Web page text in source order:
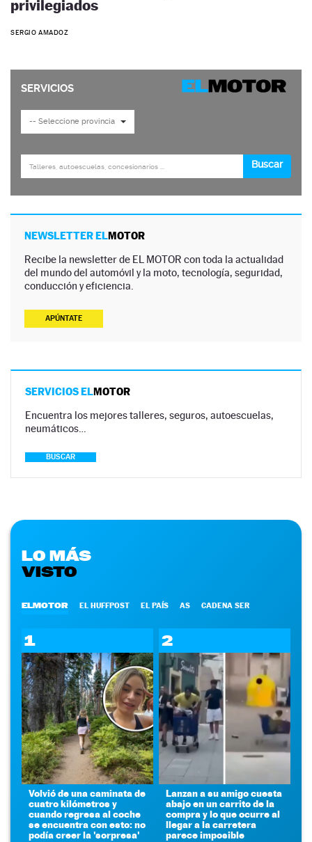
privilegiados
SERGIO AMADOZ
NEWSLETTER ELMOTOR
Recibe la newsletter de EL MOTOR con toda la actualidad
del mundo del automóvil y la moto, tecnología, seguridad,
conducción y eficiencia.
APÚNTATE
SERVICIOS ELMOTOR
Encuentra los mejores talleres, seguros, autoescuelas,
neumáticos…
BUSCAR
LO MÁS
VISTO
ELMOTOR EL HUFFPOST EL PAÍS AS CADENA SER
1
Volvió de una caminata de
cuatro kilómetros y
cuando regresa al coche
se encuentra con esto: no
podía creer la 'sorpresa'
2
Lanzan a su amigo cuesta
abajo en un carrito de la
compra y lo que ocurre al
llegar a la carretera
parece imposible